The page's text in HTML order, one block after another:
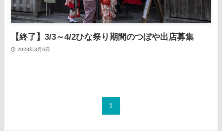
【終了】3/3～4/2ひな祭り期間のつぼや出店募集
2023年3月6日
1